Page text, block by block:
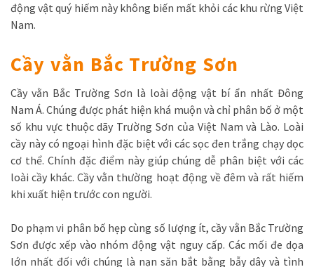
động vật quý hiếm này không biến mất khỏi các khu rừng Việt
Nam.
Cầy vằn Bắc Trường Sơn
Cầy vằn Bắc Trường Sơn là loài động vật bí ẩn nhất Đông
Nam Á. Chúng được phát hiện khá muộn và chỉ phân bố ở một
số khu vực thuộc dãy Trường Sơn của Việt Nam và Lào. Loài
cầy này có ngoại hình đặc biệt với các sọc đen trắng chạy dọc
cơ thể. Chính đặc điểm này giúp chúng dễ phân biệt với các
loài cầy khác. Cầy vằn thường hoạt động về đêm và rất hiếm
khi xuất hiện trước con người.
Do phạm vi phân bố hẹp cùng số lượng ít, cầy vằn Bắc Trường
Sơn được xếp vào nhóm động vật nguy cấp. Các mối đe dọa
lớn nhất đối với chúng là nạn săn bắt bằng bẫy dây và tình